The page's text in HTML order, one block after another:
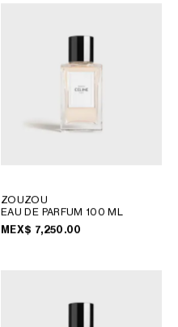
ZOUZOU
EAU DE PARFUM 100 ML
MEX$ 7,250.00